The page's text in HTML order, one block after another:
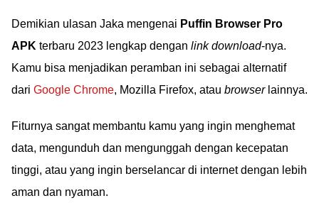
Demikian ulasan Jaka mengenai Puffin Browser Pro
APK terbaru 2023 lengkap dengan link download-nya.
Kamu bisa menjadikan peramban ini sebagai alternatif
dari Google Chrome, Mozilla Firefox, atau browserlainnya.
Fiturnya sangat membantu kamu yang ingin menghemat
data, mengunduh dan mengunggah dengan kecepatan
tinggi, atau yang ingin berselancar di internet dengan lebih
aman dan nyaman.